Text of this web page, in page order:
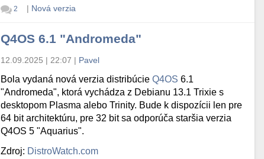
2 | Nová verzia
Q4OS 6.1 "Andromeda"
12.09.2025 | 22:07 | Pavel
Bola vydaná nová verzia distribúcieQ4OS 6.1
"Andromeda", ktorá vychádza z Debianu 13.1 Trixie s
desktopom Plasma alebo Trinity. Bude k dispozícii len pre
64 bit architektúru, pre 32 bit sa odporúča staršia verzia
Q4OS 5 "Aquarius".
Zdroj: DistroWatch.com